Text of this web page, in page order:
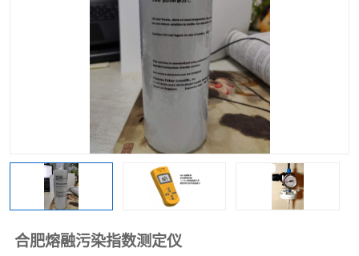
合肥熔融污染指数测定仪